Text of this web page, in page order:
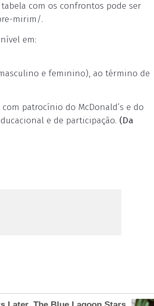
com os confrontos pode ser
mirim/.
em:
e feminino), ao término de
patrocínio do McDonald’s e do
e de participação. (Da